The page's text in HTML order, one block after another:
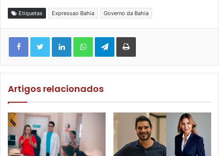
Etiquetas Expressao Bahia Governo da Bahia
Facebook Twitter Linkedin WhatsApp Telegram
Artigos relacionados